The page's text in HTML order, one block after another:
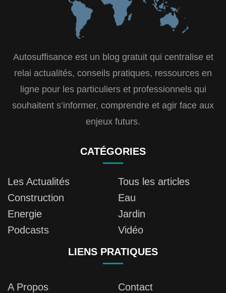
Autosuffisance est un blog gratuit qui centralise et
relai actualités, conseils pratiques, ressources en
ligne pour les particuliers et professionnels qui
souhaitent s’informer, comprendre et agir face aux
enjeux futurs.
CATÉGORIES
Les Actualités
Tous les articles
Construction
Eau
Energie
Jardin
Podcasts
Vidéo
LIENS PRATIQUES
A Propos
Contact